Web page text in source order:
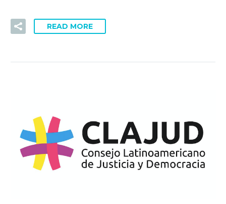
READ MORE